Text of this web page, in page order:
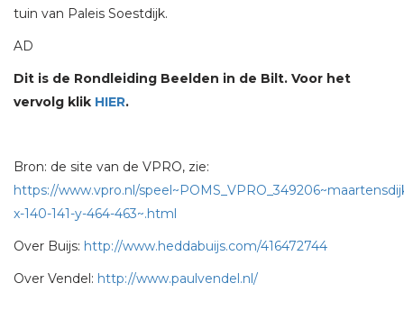
tuin van Paleis Soestdijk.
AD
Dit is de Rondleiding Beelden in de Bilt. Voor het
vervolg klik HIER.
Bron: de site van de VPRO, zie:
https://www.vpro.nl/
x-140-141-y-464-463~.html
Over Buijs: http://www.heddabuijs.com/416472744
Over Vendel: http://www.paulvendel.nl/